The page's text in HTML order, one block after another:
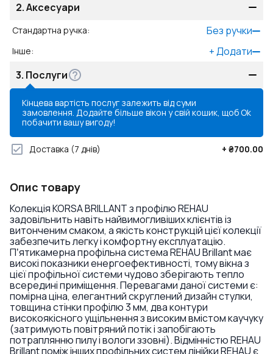
2.Аксесуари
Стандартна ручка: Без ручки
Інше: +Додати
3. Послуги
Кінцева вартість послуг залежить від суми
замовлення. Додайте більше вікон у свій кошик, щоб
побачити вашу вигоду!
Ok
Доставка (7 днів) + ₴700.00
Опис товару
Колекція KORSA BRILLANT з профілю REHAU
задовільнить навіть найвимогливіших клієнтів із
витонченим смаком, а якість конструкцій цієї колекції
забезпечить легку і комфортну експлуатацію.
Пʼятикамерна профільна система REHAU Brillant має
високі показники енергоефективності, тому вікна з
цієї профільної системи чудово зберігають тепло
всередині приміщення. Перевагами даної системи є:
помірна ціна, елегантний скруглений дизайн стулки,
товщина стінки профілю 3 мм, два контури
високоякісного ущільнення з високим вмістом каучуку
(затримують повітряний потік і запобігають
потраплянню пилу і вологи ззовні). Відмінністю REHAU
Brillant поміж інших профільних систем лінійки REHAU є